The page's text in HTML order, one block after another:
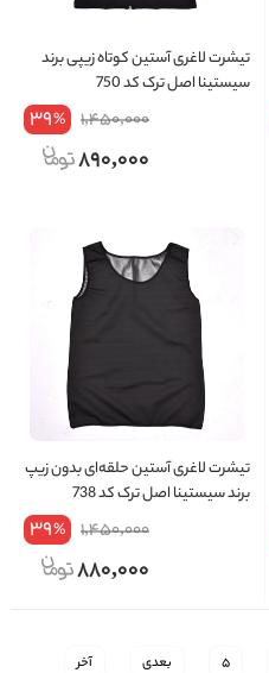
تیشرت لاغری آستین کوتاه زیپی برند
سیستینا اصل ترک کد 750
1,450,000
39%
890,000
تیشرت لاغری آستین حلقه‌ای بدون زیپ
برند سیستینا اصل ترک کد 738
1,450,000
39%
880,000
5 بعدی آخر